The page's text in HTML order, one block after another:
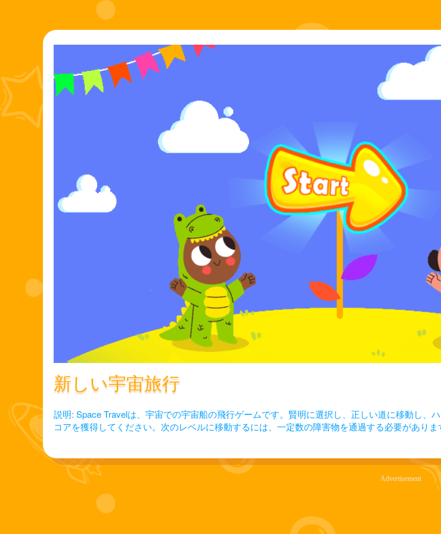
新しい宇宙旅行
説明: Space Travelは、宇宙での宇宙船の飛行ゲームです。賢明に選択し、正しい道に移動し、
コアを獲得してください。次のレベルに移動するには、一定数の障害物を通過する必要がありま
Advertisement